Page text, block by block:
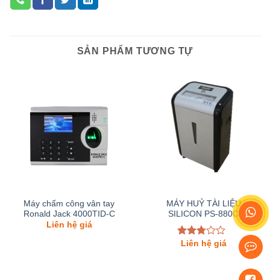
SẢN PHẨM TƯƠNG TỰ
Máy chấm công vân tay
Ronald Jack 4000TID-C
Liên hệ giá
MÁY HUỶ TÀI LIỆU
SILICON PS-880C
Được
Liên hệ giá